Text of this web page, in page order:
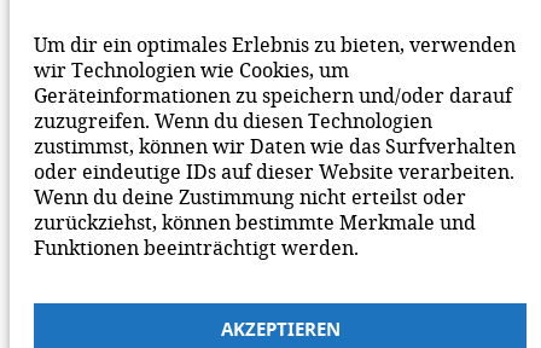
Um dir ein optimales Erlebnis zu bieten, verwenden
wir Technologien wie Cookies, um
Geräteinformationen zu speichern und/oder darauf
zuzugreifen. Wenn du diesen Technologien
zustimmst, können wir Daten wie das Surfverhalten
oder eindeutige IDs auf dieser Website verarbeiten.
Wenn du deine Zustimmung nicht erteilst oder
zurückziehst, können bestimmte Merkmale und
Funktionen beeinträchtigt werden.
AKZEPTIEREN
MITEINANDER AUF UNSERER SEITE.